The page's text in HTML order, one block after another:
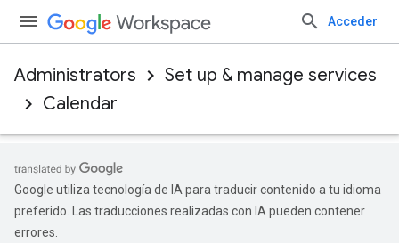
Acceder
Administrators
Set up & manage services
Calendar
Google utiliza tecnología de IA para traducir contenido a tu idioma
preferido. Las traducciones realizadas con IA pueden contener
errores.